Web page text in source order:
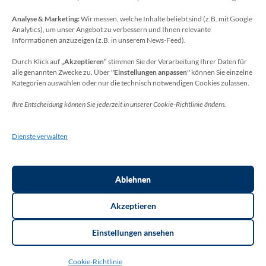
Analyse & Marketing:Wir messen, welche Inhalte beliebt sind (z.B. mit Google
Analytics), um unser Angebot zu verbessern und Ihnen relevante
Informationen anzuzeigen (z.B. in unserem News-Feed).
Durch Klick auf „Akzeptieren“ stimmen Sie der Verarbeitung Ihrer Daten für
alle genannten Zwecke zu. Über"Einstellungen anpassen" können Sie einzelne
Kategorien auswählen oder nur die technisch notwendigen Cookies zulassen.
Ihre Entscheidung können Sie jederzeit in unserer Cookie-Richtlinie ändern.
Dienste verwalten
Akzeptieren
Ablehnen
Einstellungen ansehen
Cookie-Richtlinie
Datenschutzbeauftragter
Sie erreichen unseren Datenschutzbeauftragten
unter:
Wolfgang Dax-Rommswinkel
Kaiser-Wilhelm-Platz 1
Deutschland
E-Mail: datenschutz-schulen[at]rhein-sieg-kreis.de
Education Zone Pro | entwickelt von Rara Themes.